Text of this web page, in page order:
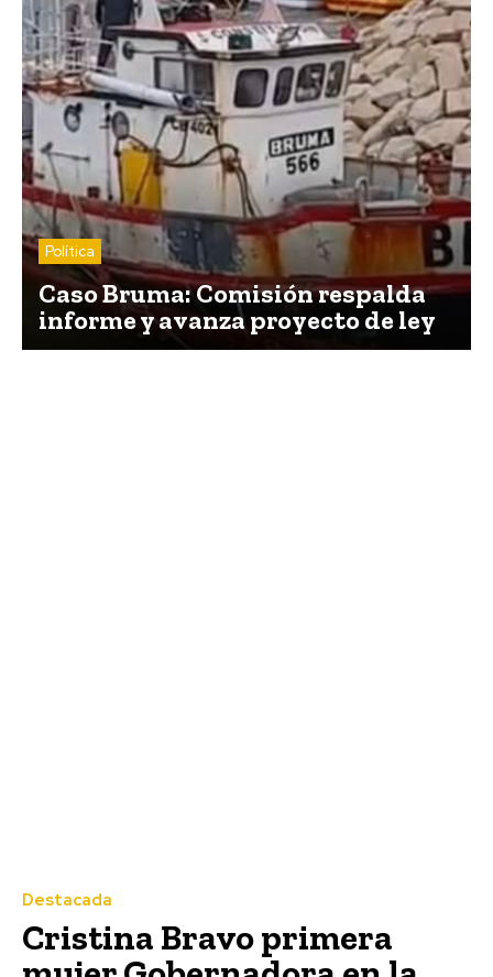
Política
Caso Bruma: Comisión respalda
informe y avanza proyecto de ley
Destacada
Cristina Bravo primera